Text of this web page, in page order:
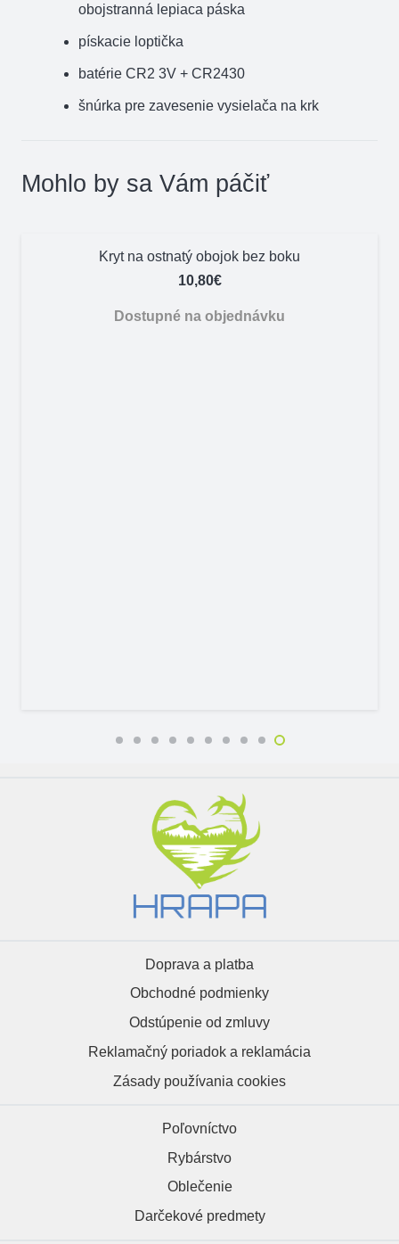
obojstranná lepiaca páska
pískacie loptička
batérie CR2 3V + CR2430
šnúrka pre zavesenie vysielača na krk
Mohlo by sa Vám páčiť
Kryt na ostnatý obojok bez boku
10,80€
Dostupné na objednávku
Doprava a platba
Obchodné podmienky
Odstúpenie od zmluvy
Reklamačný poriadok a reklamácia
Zásady používania cookies
Poľovníctvo
Rybárstvo
Oblečenie
Darčekové predmety